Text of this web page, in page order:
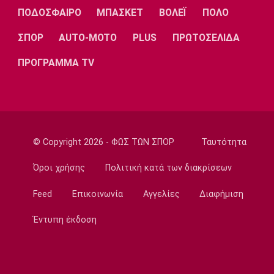
22:21
Ηρακλής: Στην Πολίχνη κόντρα στον Βόλο
22:15
φιλικά στην Πολωνία
Μπάσκετ
Η… ψυχεδέλεια του Αταμάν! (vid)
Super League 1
του Βιτάλις
ΠΟΔΟΣΦΑΙΡΟ ΜΠΑΣΚΕΤ ΒΟΛΕΪ ΠΟΛΟ
ΣΠΟΡ AUTO-MOTO PLUS ΠΡΩΤΟΣΕΛΙΔΑ
ΠΡΟΓΡΑΜΜΑ TV
© Copyright 2026 - ΦΩΣ ΤΩΝ ΣΠΟΡ Ταυτότητα
Όροι χρήσης Πολιτική κατά των διακρίσεων
Feed Επικοινωνία Αγγελίες Διαφήμιση
Έντυπη έκδοση